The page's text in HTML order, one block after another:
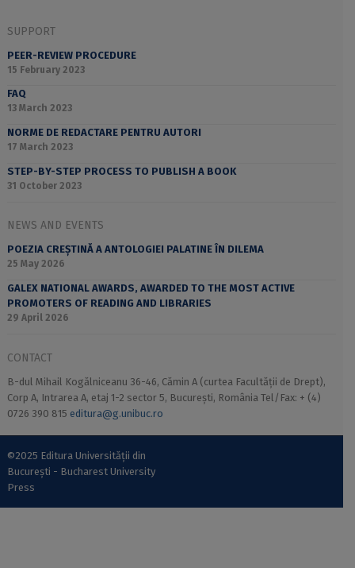
SUPPORT
PEER-REVIEW PROCEDURE
15 February 2023
FAQ
13 March 2023
NORME DE REDACTARE PENTRU AUTORI
17 March 2023
STEP-BY-STEP PROCESS TO PUBLISH A BOOK
31 October 2023
NEWS AND EVENTS
POEZIA CREȘTINĂ A ANTOLOGIEI PALATINE ÎN DILEMA
25 May 2026
GALEX NATIONAL AWARDS, AWARDED TO THE MOST ACTIVE
PROMOTERS OF READING AND LIBRARIES
29 April 2026
CONTACT
B-dul Mihail Kogălniceanu 36-46, Cămin A (curtea Facultății de Drept),
Corp A, Intrarea A, etaj 1-2 sector 5, București, România Tel/Fax: + (4)
0726 390 815 editura@g.unibuc.ro
©2025 Editura Universității din
București - Bucharest University
Press